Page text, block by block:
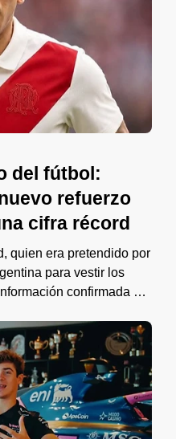
del fútbol:
refuerzo
cifra récord
quien era pretendido por
para vestir los
confirmada por